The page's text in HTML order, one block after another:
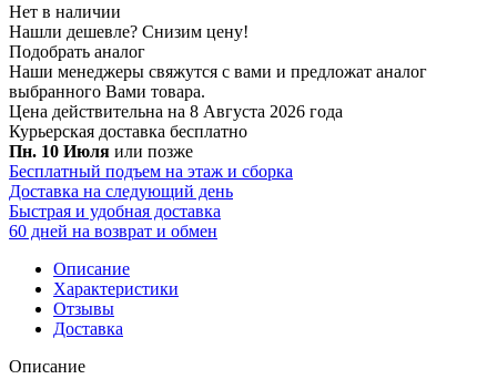
Нет в наличии
Нашли дешевле? Снизим цену!
Подобрать аналог
Наши менеджеры свяжутся с вами и предложат аналог
выбранного Вами товара.
Цена действительна на 8 Августа 2026 года
Курьерская доставка бесплатно
Пн. 10 Июля или позже
Бесплатный подъем на этаж и сборка
Доставка на следующий день
Быстрая и удобная доставка
60 дней на возврат и обмен
Описание
Характеристики
Отзывы
Доставка
Описание